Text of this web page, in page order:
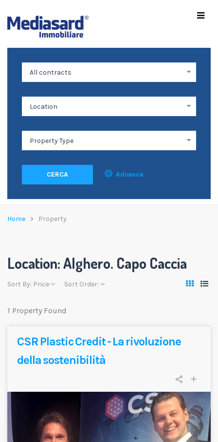
CERCA Advance
Home Property
Location:Alghero. Capo Caccia
Sort By: Price Sort Order:
1 Property Found
CSR Plastic Credit - La rivoluzione
della sostenibilità